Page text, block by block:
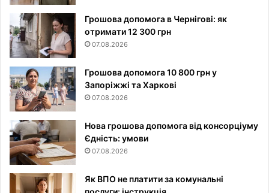
Грошова допомога в Чернігові: як
отримати 12 300 грн
07.08.2026
Грошова допомога 10 800 грн у
Запоріжжі та Харкові
07.08.2026
Нова грошова допомога від консорціуму
Єдність: умови
07.08.2026
Як ВПО не платити за комунальні